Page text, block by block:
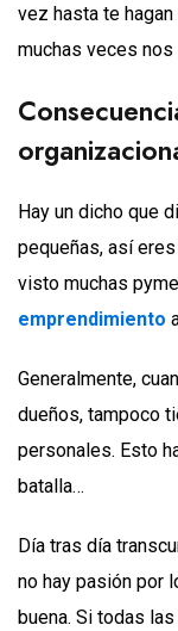
vez hasta te
muchas veces
Hay un dicho que
pequeñas, así
visto muchas
emprendimiento
Generalmente,
dueños, tampoco
personales. Esto
batalla…
Día tras día
no hay pasión por
buena. Si todas